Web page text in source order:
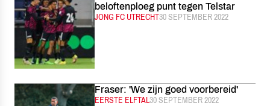
beloftenploeg punt tegen Telstar
CATEGORIE:
JONG FC UTRECHTGEPUBLICEERD:
30 SEPTEMBER 2022
Fraser: 'We zijn goed voorbereid'
CATEGORIE:
EERSTE ELFTALGEPUBLICEERD:
30 SEPTEMBER 2022